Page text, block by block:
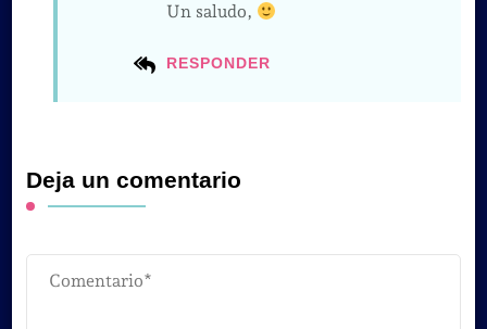
RESPONDER
Un saludo,
Deja un comentario